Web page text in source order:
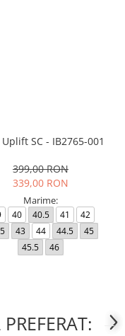
Uplift SC - IB2765-001
399,00 RON
339,00 RON
Marime:
40 40.5 41
42
43 44 44.5
45
45.5
46